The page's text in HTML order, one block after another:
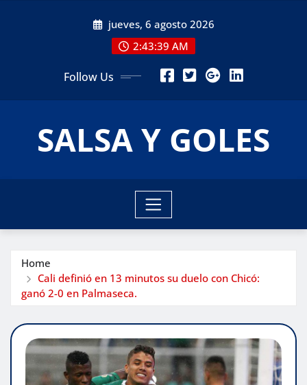
jueves, 6 agosto 2026
2:43:40 AM
Follow Us
SALSA Y GOLES
Home
Cali definió en 13 minutos su duelo con Chicó:
ganó 2-0 en Palmaseca.